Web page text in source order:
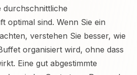
durchschnittliche
optimal sind. Wenn Sie ein
verstehen Sie besser, wie
organisiert wird, ohne dass
Eine gut abgestimmte